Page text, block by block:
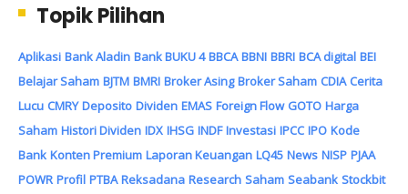
Topik Pilihan
Aplikasi Bank Aladin Bank BUKU 4 BBCA BBNI BBRI BCA digital BEI
Belajar Saham BJTM BMRI Broker Asing Broker Saham CDIA Cerita
Lucu CMRY Deposito Dividen EMAS Foreign Flow GOTO Harga
Saham Histori Dividen IDX IHSG INDF Investasi IPCC IPO Kode
Bank Konten Premium Laporan Keuangan LQ45 News NISP PJAA
POWR Profil PTBA Reksadana Research Saham Seabank Stockbit